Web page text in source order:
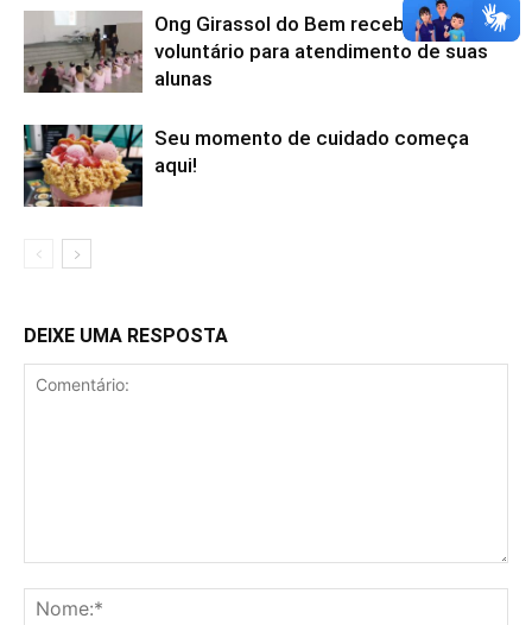
Ong Girassol do Bem recebe dentista
voluntário para atendimento de suas
alunas
Seu momento de cuidado começa
aqui!
DEIXE UMA RESPOSTA